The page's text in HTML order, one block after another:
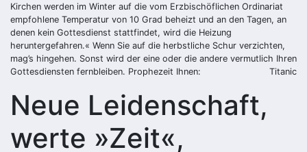
Kirchen werden im Winter auf die vom Erzbischöflichen Ordinariat
empfohlene Temperatur von 10 Grad beheizt und an den Tagen, an
denen kein Gottesdienst stattfindet, wird die Heizung
heruntergefahren.« Wenn Sie auf die herbstliche Schur verzichten,
mag’s hingehen. Sonst wird der eine oder die andere vermutlich Ihren
Gottesdiensten fernbleiben. Prophezeit Ihnen:
Titanic
Neue Leidenschaft,
werte »Zeit«,